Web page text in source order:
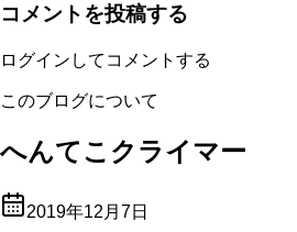
コメントを投稿する
ログインしてコメントする
このブログについて
へんてこクライマー
2019年12月7日